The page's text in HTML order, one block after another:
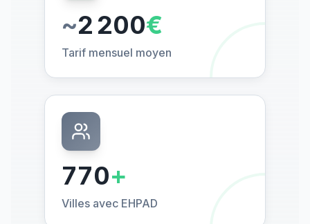
~2 200€
Tarif mensuel moyen
770+
Villes avec EHPAD